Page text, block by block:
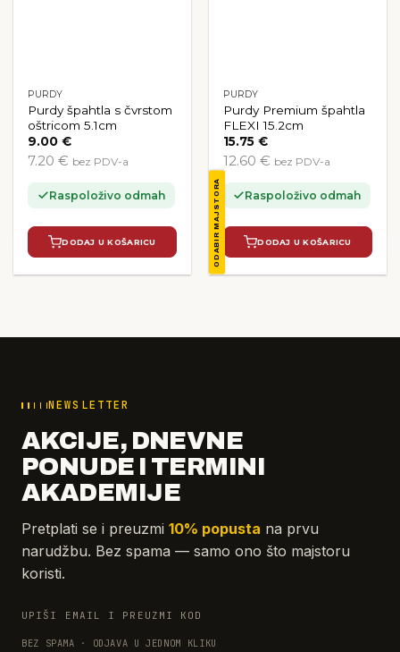
PURDY
Purdy špahtla s čvrstom
oštricom 5.1cm
9.00€
7.20 € bez PDV-a
Raspoloživo odmah
DODAJ U KOŠARICU ODABIR MAJSTORA
PURDY
Purdy Premium špahtla
FLEXI 15.2cm
15.75€
12.60 € bez PDV-a
Raspoloživo odmah
DODAJ U KOŠARICU
NEWSLETTER
AKCIJE, DNEVNE
PONUDE I TERMINI
AKADEMIJE
Pretplati se i preuzmi 10% popusta na prvu
narudžbu. Bez spama — samo ono što majstoru
koristi.
UPIŠI EMAIL I PREUZMI KOD
BEZ SPAMA · ODJAVA U JEDNOM KLIKU